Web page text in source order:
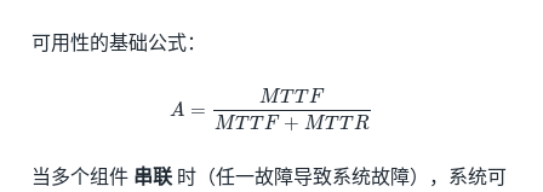
可用性的基础公式：
A = MTTF
MTTF + MTTR
MTTF+M
当多个组件 串联时（任一故障导致系统故障），系统可